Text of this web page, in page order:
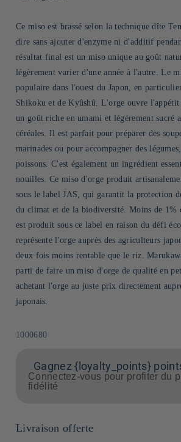
Ce miso est brassé selon la technique dîte
dire sans ajouter d'enzyme ni d'additif
résultat final est un miso unique au goût
légèrement varier d'une année à l'autre. Le
populaire dans l'ouest du Japon, en
Shikoku et de Kyûshû. L'orge ouvre l'appétit
un goût riche en umami et légèrement sucré
céréales. Il est parfait pour préparer des
marinades ou pour accompagner des
poissons. C'est également un ingrédient
nouilles. Ce miso d'orge produit
sous le label JAS, qui garantit la protection
du climat et de la biodiversité. Moins de 1%
est produit sous ce label en raison du défi
représente l'orge auprès des agriculteurs
deux fois moins rentable que le riz.
parti de faire un miso d'orge de qualité en
achetant l'orge au juste prix directement
japonais.
SKU:
1000680
Gagnez {loyalty_points}
Connectez-vous pour profiter du
fidélité
Livraison offerte